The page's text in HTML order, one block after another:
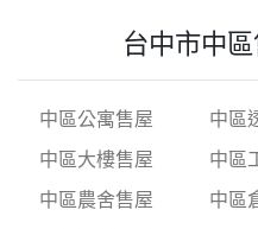
台中市中
中區公寓售屋 中區
中區大樓售屋
中區
中區農舍售屋
中區